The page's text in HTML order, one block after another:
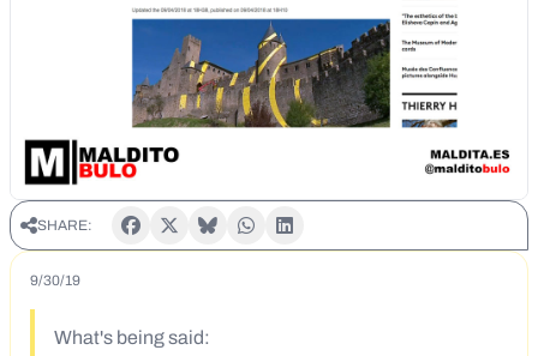
SHARE:
9/30/19
What's being said: